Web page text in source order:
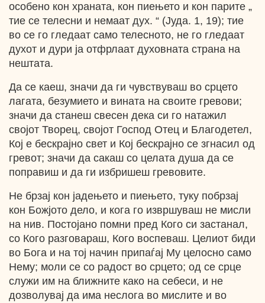
особено кон храната, кон пиењето и кон парите „
тие се телесни и немаат дух. “ (Јуда. 1, 19); тие
во се го гледаат само телесното, не го гледаат
духот и дури ја отфрлаат духовната страна на
нештата.
Да се каеш, значи да ги чувствуваш во срцето
лагата, безумието и вината на своите гревови;
значи да станеш свесен дека си го натажил
својот Творец, својот Господ Отец и Благодетел,
Кој е бескрајно свет и Кој бескрајно се згнасил од
гревот; значи да сакаш со целата душа да се
поправиш и да ги избришеш гревовите.
Не брзај кон јадењето и пиењето, туку побрзај
кон Божјото дело, и кога го извршуваш не мисли
на нив. Постојано помни пред Кого си застанал,
со Кого разговараш, Кого воспеваш. Целиот биди
во Бога и на тој начин припаѓај Му целосно само
Нему; моли се со радост во срцето; од се срце
служи им на ближните како на себеси, и не
дозволувај да има неслога во мислите и во